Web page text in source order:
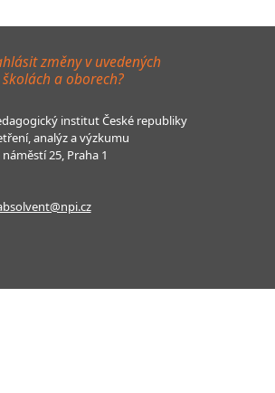
změny v uvedených
a oborech?
institut České republiky
analýz a výzkumu
25, Praha 1